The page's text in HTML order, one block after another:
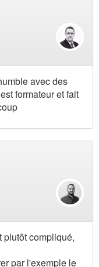
avec des
formateur et fait
plutôt compliqué,
par l'exemple le